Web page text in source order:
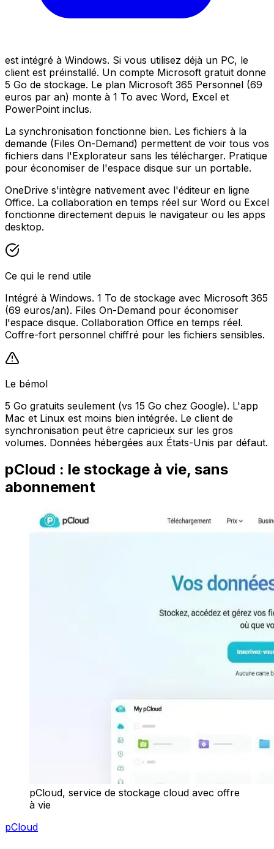
est intégré à Windows. Si vous utilisez déjà un PC, le
client est préinstallé. Un compte Microsoft gratuit donne
5 Go de stockage. Le plan Microsoft 365 Personnel (69
euros par an) monte à 1 To avec Word, Excel et
PowerPoint inclus.
La synchronisation fonctionne bien. Les fichiers à la
demande (Files On-Demand) permettent de voir tous vos
fichiers dans l'Explorateur sans les télécharger. Pratique
pour économiser de l'espace disque sur un portable.
OneDrive s'intègre nativement avec l'éditeur en ligne
Office. La collaboration en temps réel sur Word ou Excel
fonctionne directement depuis le navigateur ou les apps
desktop.
Ce qui le rend utile
Intégré à Windows. 1 To de stockage avec Microsoft 365
(69 euros/an). Files On-Demand pour économiser
l'espace disque. Collaboration Office en temps réel.
Coffre-fort personnel chiffré pour les fichiers sensibles.
Le bémol
5 Go gratuits seulement (vs 15 Go chez Google). L'app
Mac et Linux est moins bien intégrée. Le client de
synchronisation peut être capricieux sur les gros
volumes. Données hébergées aux États-Unis par défaut.
pCloud : le stockage à vie, sans
abonnement
pCloud, service de stockage cloud avec offre
à vie
pCloud